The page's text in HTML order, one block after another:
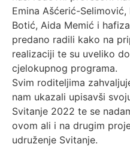
Emina Ašćerić-
Botić, Aida Memić i
predano radili kako na
realizaciji te su uveliko
cjelokupnog programa.
Svim roditeljima
nam ukazali upisavši
Svitanje 2022 te se
ovom ali i na drugim
udruženje Svitanje.